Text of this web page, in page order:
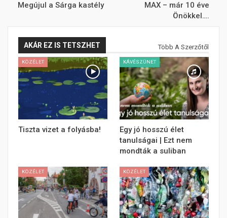
Megújul a Sárga kastély
MAX – már 10 éve
Önökkel….
AKÁR EZ IS TETSZHET Több A Szerzőtől
KÖZÉLET
Tiszta vizet a folyásba!
KÁVÉSZÜNET
Egy jó hosszú élet
tanulságai | Ezt nem
mondták a suliban
KÖZÉLET KÖZÉLET